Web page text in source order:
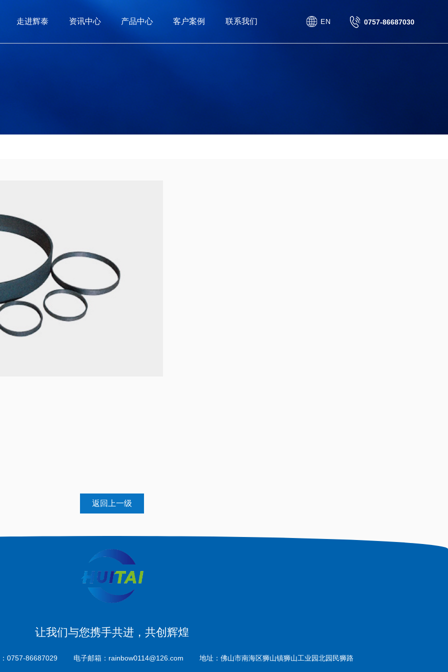
0757-86687030
走进辉泰 资讯中心 产品中心 客户案例 联系我们 EN
返回上一级
让我们与您携手共进，共创辉煌
0757-86687029 电子邮箱：rainbow0114@126.com 地址：佛山市南海区狮山镇狮山工业园北园民狮路